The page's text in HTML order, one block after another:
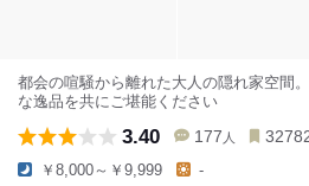
都会の喧騒から離れた大人の隠れ家空間
な逸品を共にご堪能ください
3.40 177 人
￥8,000～￥9,999 -